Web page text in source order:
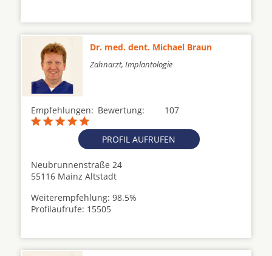
Dr. med. dent. Michael Braun
Zahnarzt, Implantologie
Empfehlungen: 107
Bewertung:
PROFIL AUFRUFEN
Neubrunnenstraße 24
55116 Mainz Altstadt
Weiterempfehlung: 98.5%
Profilaufrufe: 15505